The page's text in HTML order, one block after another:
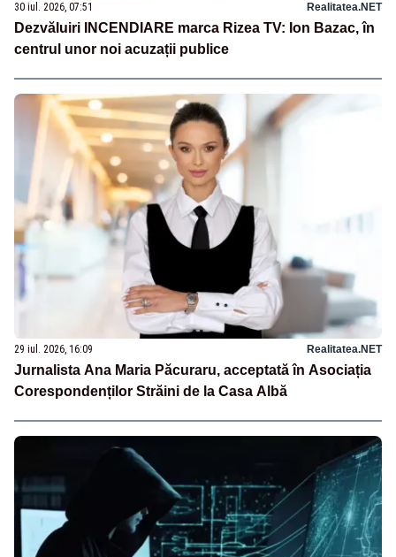
30 iul. 2026, 07:51 Realitatea.NET
Dezvăluiri INCENDIARE marca Rizea TV: Ion Bazac, în
centrul unor noi acuzații publice
29 iul. 2026, 16:09 Realitatea.NET
Jurnalista Ana Maria Păcuraru, acceptată în Asociația
Corespondenților Străini de la Casa Albă